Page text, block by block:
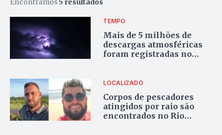
Encontramos5 resultados
TEMPO
Mais de 5 milhões de
descargas atmosféricas
foram registradas no
LOCALIZADO
Corpos de pescadores
atingidos por raio são
encontrados no Rio